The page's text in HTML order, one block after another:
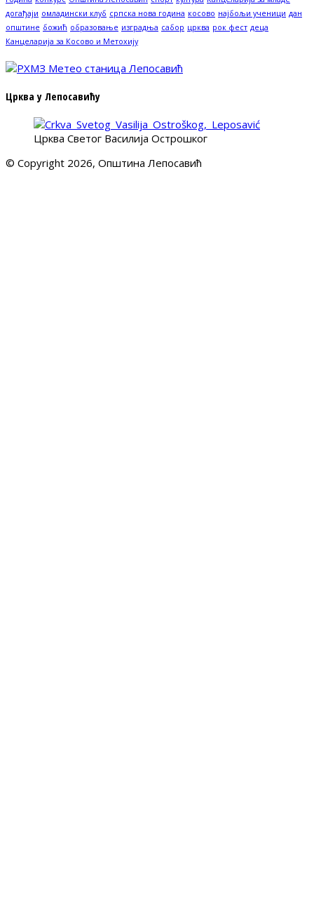
догађаји омладински клуб српска нова година косово најбољи ученици дан
општине божић образовање изградња сабор црква рок фест деца
Канцеларија за Косово и Метохију
Црква у Лепосавићу
Црква Светог Василија Острошког
© Copyright 2026, Општина Лепосавић